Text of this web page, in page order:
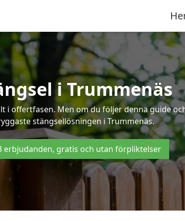
i Trummenäs
i offertfasen. Men om du följer denna guide
stängsellösningen i Trummenäs.
erbjudanden, gratis och utan förpliktelser